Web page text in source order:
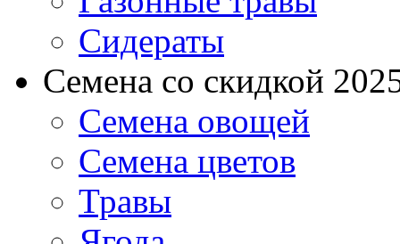
Сидераты
Семена со скидкой
Семена овощей
Семена цветов
Травы